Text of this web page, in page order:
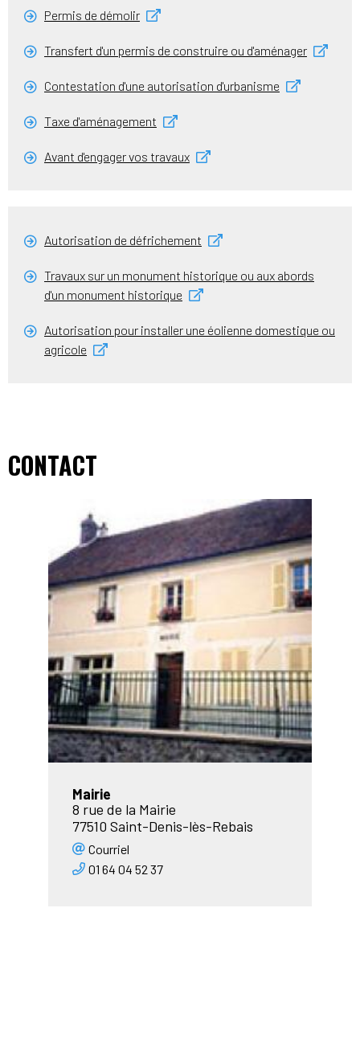
Permis de démolir
Transfert d'un permis de construire ou d'aménager
Contestation d'une autorisation d'urbanisme
Taxe d'aménagement
Avant d'engager vos travaux
Autorisation de défrichement
Travaux sur un monument historique ou aux abords
d'un monument historique
Autorisation pour installer une éolienne domestique ou
agricole
CONTACT
Mairie
8 rue de la Mairie
77510 Saint-Denis-lès-Rebais
Courriel
01 64 04 52 37